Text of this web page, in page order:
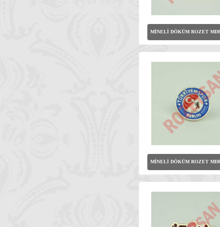
MİNELİ DÖKÜM ROZET
MİNELİ DÖKÜM ROZET